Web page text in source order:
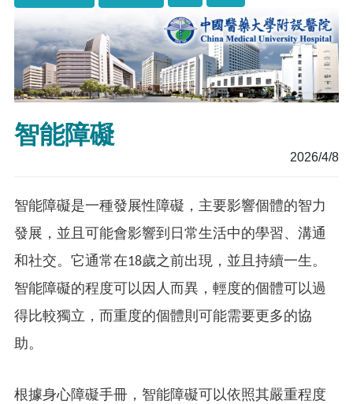
智能障礙
2026/4/8
智能障礙是一種發展性障礙，主要影響個體的智力
發展，並且可能會影響到日常生活中的學習、溝通
和社交。它通常在18歲之前出現，並且持續一生。
智能障礙的程度可以因人而異，輕度的個體可以過
得比較獨立，而重度的個體則可能需要更多的協
助。
根據身心障礙手冊，智能障礙可以依照其嚴重程度